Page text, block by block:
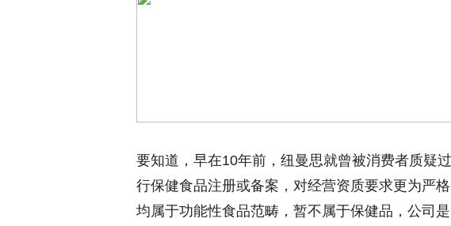
要知道，早在10年前，纽曼思就曾被消费者质疑
行保健食品注册或备案，对经营资质要求更为严
均属于功能性食品范畴，暂不属于保健品，公司